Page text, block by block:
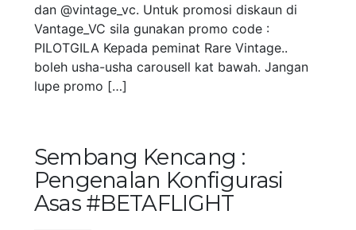
dan @vintage_vc. Untuk promosi diskaun di
Vantage_VC sila gunakan promo code :
PILOTGILA Kepada peminat Rare Vintage..
boleh usha-usha carousell kat bawah. Jangan
lupe promo […]
Sembang Kencang :
Pengenalan Konfigurasi
Asas #BETAFLIGHT